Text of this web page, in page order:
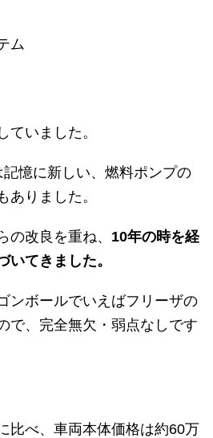
ム
ていました。
憶に新しい、燃料ポンプの
ありました。
の改良を重ね、 10年の時を経
いてきました。
ンボールでいえばフリーザの
で、完全無欠・弱点なしです
比べ、車両本体価格は約60万